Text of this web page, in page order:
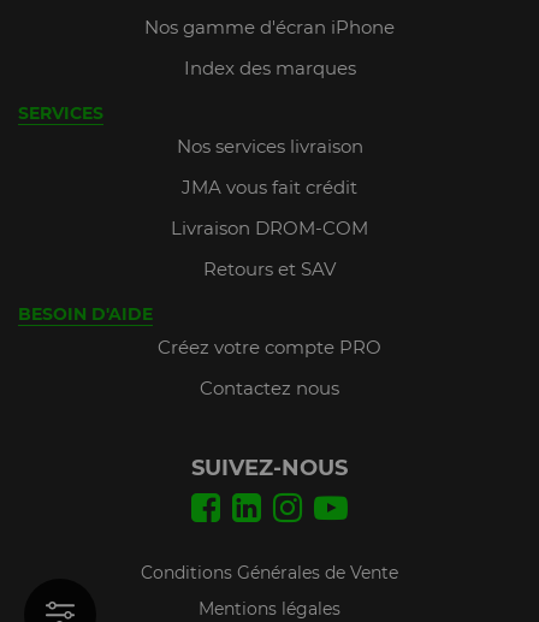
Nos gamme d'écran iPhone
Index des marques
SERVICES
Nos services livraison
JMA vous fait crédit
Livraison DROM-COM
Retours et SAV
BESOIN D'AIDE
Créez votre compte PRO
Contactez nous
SUIVEZ-NOUS
Conditions Générales de Vente
Mentions légales